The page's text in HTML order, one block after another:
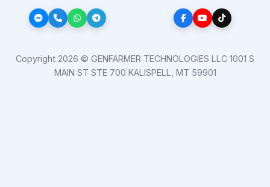
Copyright 2026 © GENFARMER TECHNOLOGIES LLC 1001 S
MAIN ST STE 700 KALISPELL, MT 59901